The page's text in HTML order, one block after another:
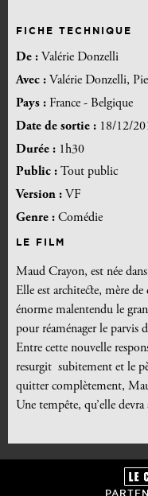
FICHE TECHNIQUE
De : Valérie Donzelli
Avec : Valérie Donzelli,
Pays : France - Belgique
Date de sortie : 18/12/
Durée : 1h30
Public : Tout public
Version : VF
Genre : Comédie
LE FILM
Maud Crayon, est née
Elle est architecte, mère
énorme malentendu le
pour réaménager le
Entre cette nouvelle
resurgit subitement et le
quitter complètement,
Une tempête, qu’elle